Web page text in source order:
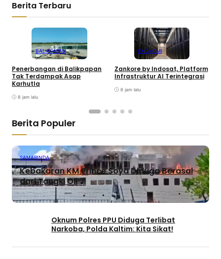
Berita Terbaru
BALIKPAPAN
Penerbangan di Balikpapan
Tak Terdampak Asap
Karhutla
8 jam lalu
EKONOMI
Zankore by Indosat, Platform
Infrastruktur AI Terintegrasi
8 jam lalu
Berita Populer
SAMARINDA
Kebakaran KM Prince Soya Diduga Berasal
dari Tangki Oli
Oknum Polres PPU Diduga Terlibat
Narkoba, Polda Kaltim: Kita Sikat!